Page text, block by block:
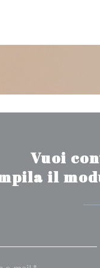
scelte sui cookie
Vuoi
il